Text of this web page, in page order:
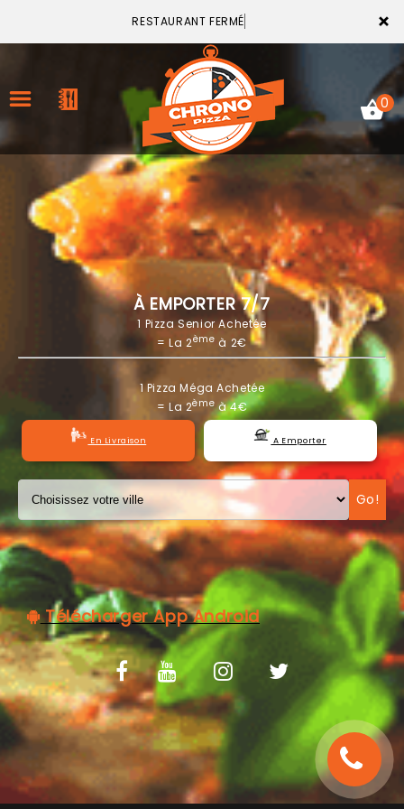
×
RESTAURANT FERMÉ
ACCUEIL
LA CARTE
VOTRE COMPTE
NOTRE RESTAURANT
VOS AVIS
MENTIONS LÉGALES
0
À EMPORTER 7/7
1 Pizza Senior Achetée
= La 2ème à 2€
1 Pizza Méga Achetée
= La 2èmeà 4€
En Livraison A Emporter
Go!
Télécharger App Android